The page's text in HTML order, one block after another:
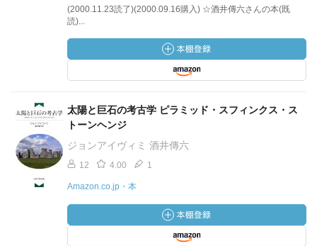
(2000.11.23読了)(2000.09.16購入) ☆酒井傳六さんの本(既
読)...
太陽と巨石の考古学 ピラミッド・スフィンクス・ス
トーンヘンジ
ジョンアイヴィミ 酒井傳六
12 4.00 1
Amazon.co.jp・本